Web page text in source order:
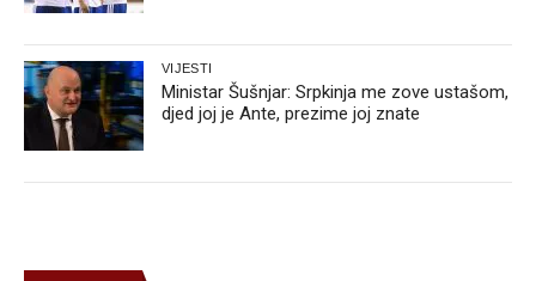
VIJESTI
Ministar Šušnjar: Srpkinja me zove ustašom,
djed joj je Ante, prezime joj znate